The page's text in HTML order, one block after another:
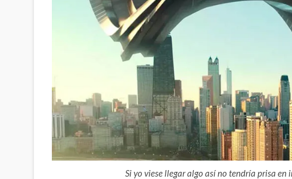
Si yo viese llegar algo así no tendría prisa